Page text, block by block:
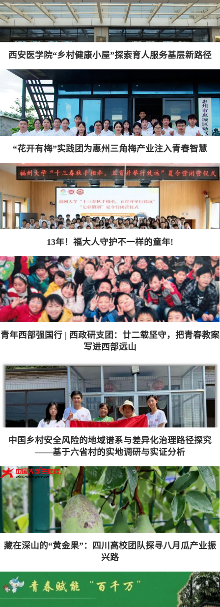
西安医学院“乡村健康小屋”探索育人服务基层新路径
“花开有梅”实践团为惠州三角梅产业注入青春智慧
13年！福大人守护不一样的童年!
青年西部强国行 | 西政研支团：廿二载坚守，把青春教案
写进西部远山
中国乡村安全风险的地域谱系与差异化治理路径探究
——基于六省村的实地调研与实证分析
藏在深山的“黄金果”：四川高校团队探寻八月瓜产业振
兴路